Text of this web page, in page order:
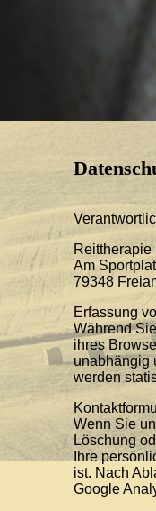
Am
79348
Erfassung
Während
ihres
unabhängig
werden
Wenn Sie
Löschung
Ihre
ist. Nach
Google